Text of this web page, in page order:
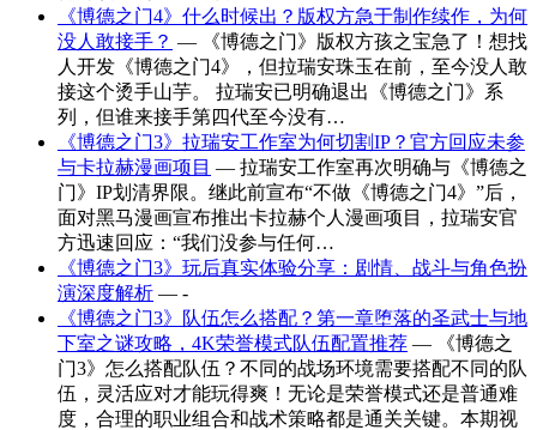
《博德之门4》什么时候出？版权方急于制作续作，为何
没人敢接手？ — 《博德之门》版权方孩之宝急了！想找
人开发《博德之门4》，但拉瑞安珠玉在前，至今没人敢
接这个烫手山芋。 拉瑞安已明确退出《博德之门》系
列，但谁来接手第四代至今没有…
《博德之门3》拉瑞安工作室为何切割IP？官方回应未参
与卡拉赫漫画项目 — 拉瑞安工作室再次明确与《博德之
门》IP划清界限。继此前宣布“不做《博德之门4》”后，
面对黑马漫画宣布推出卡拉赫个人漫画项目，拉瑞安官
方迅速回应：“我们没参与任何…
《博德之门3》玩后真实体验分享：剧情、战斗与角色扮
演深度解析 — -
《博德之门3》队伍怎么搭配？第一章堕落的圣武士与地
下室之谜攻略，4K荣誉模式队伍配置推荐 — 《博德之
门3》怎么搭配队伍？不同的战场环境需要搭配不同的队
伍，灵活应对才能玩得爽！无论是荣誉模式还是普通难
度，合理的职业组合和战术策略都是通关关键。本期视